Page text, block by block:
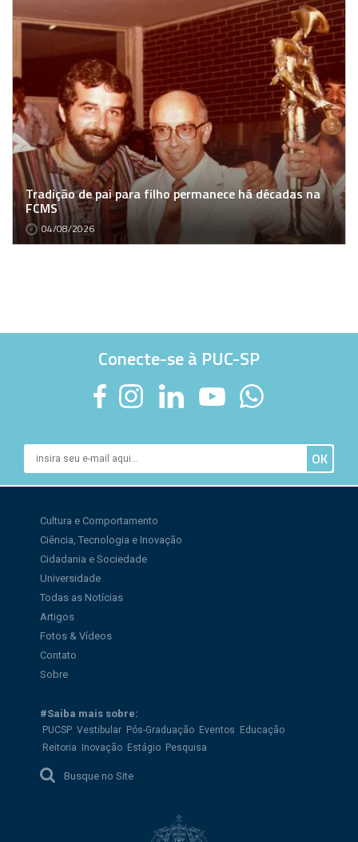
Tradição de pai para filho permanece há décadas na
FCMS
04/08/2026
Conecte-se à PUC-SP
Cultura e Comportamento
Ciência, Tecnologia e Inovação
Cidadania e Sociedade
Universidade
Todas as Notícias
Artigos
Fotos & Vídeos
Contato
Sobre
#Saiba mais sobre:
PUCSP Vestibular Pós-Graduação Eventos
Educação
Reitoria
Inovação Estágio Pesquisa
Busque no Site